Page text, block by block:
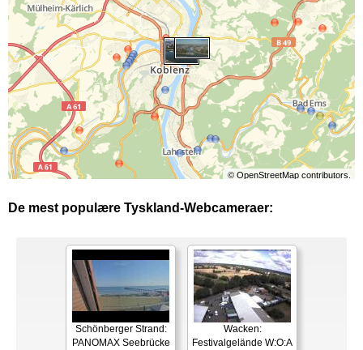
© OpenStreetMapcontributors.
De mest populære Tyskland-Webcameraer:
Schönberger Strand:
PANOMAX Seebrücke
Wacken:
Festivalgelände W:O:A